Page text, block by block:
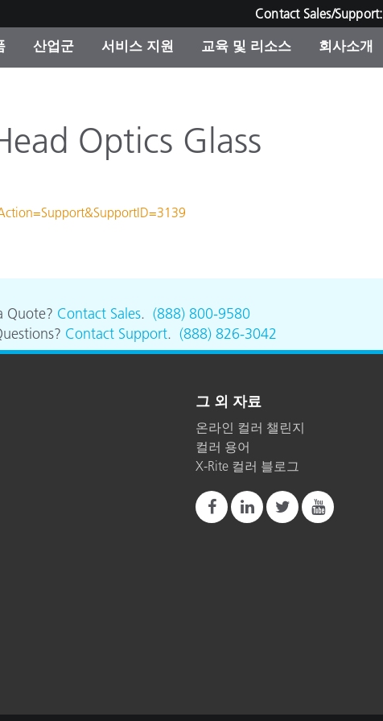
Contact Sales/Support:
진행중인 프로모션
산업군
생명과학
소비자 가전제품
서비스 지원 교육 및 리소스
인기 다운로드
회사소개
Optics Glass
Quote? Contact Sales. (888) 800-9580
Contact Support. (888) 826-3042
그 외 자료
온라인 컬러 챌린지
컬러 용어
X-Rite 컬러 블로그